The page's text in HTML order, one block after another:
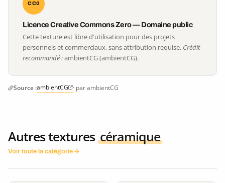
CC0
Licence Creative Commons Zero — Domaine public
Cette texture est libre d'utilisation pour des projets
personnels et commerciaux, sans attribution requise. Crédit
recommandé :ambientCG (ambientCG).
Source :ambientCG · par ambientCG
Autres textures céramique
Voir toute la catégorie